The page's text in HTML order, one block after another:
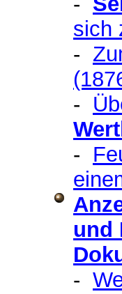
sich
-
-
-
und
-